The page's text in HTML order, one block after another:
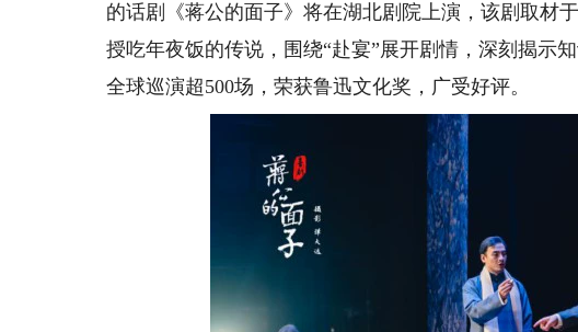
的话剧《蒋公的面子》将在湖北剧院上演，该剧取材
授吃年夜饭的传说，围绕“赴宴”展开剧情，深刻揭示
全球巡演超500场，荣获鲁迅文化奖，广受好评。